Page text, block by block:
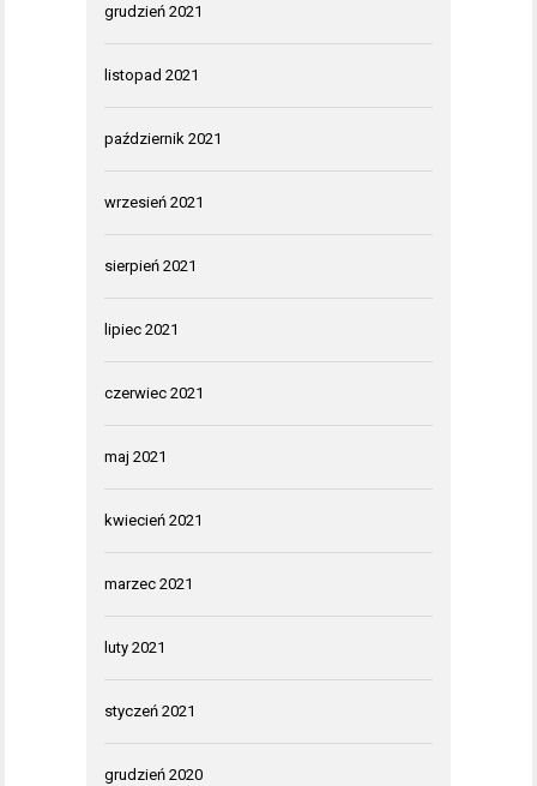
grudzień 2021
listopad 2021
październik 2021
wrzesień 2021
sierpień 2021
lipiec 2021
czerwiec 2021
maj 2021
kwiecień 2021
marzec 2021
luty 2021
styczeń 2021
grudzień 2020